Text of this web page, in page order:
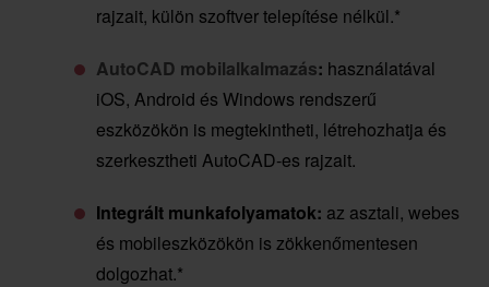
rajzait, külön szoftver telepítése nélkül.*
AutoCAD mobilalkalmazás: használatával
iOS, Android és Windows rendszerű
eszközökön is megtekintheti, létrehozhatja és
szerkesztheti AutoCAD-es rajzait.
Integrált munkafolyamatok: az asztali, webes
és mobileszközökön is zökkenőmentesen
dolgozhat.*